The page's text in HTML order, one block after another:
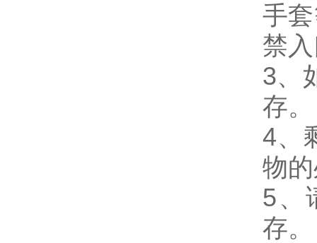
手
禁
3、
存。
4、
物
5、
存。